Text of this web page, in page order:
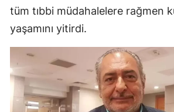
tüm tıbbi müdahalelere rağmen
yaşamını yitirdi.